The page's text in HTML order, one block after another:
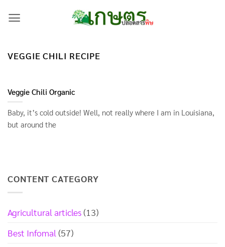
VEGGIE CHILI RECIPE
Veggie Chili Organic
Baby, it’s cold outside! Well, not really where I am in Louisiana,
but around the
CONTENT CATEGORY
Agricultural articles(13)
Best Infomal (57)